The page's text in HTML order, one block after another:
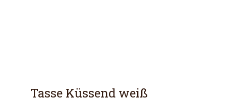
Tasse Küssend weiß